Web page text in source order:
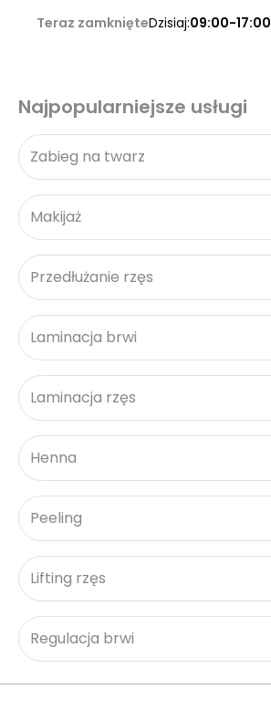
Teraz zamknięteDzisiaj:09:00-17:00
Najpopularniejsze usługi
Zabieg na twarz
Makijaż
Przedłużanie rzęs
Laminacja brwi
Laminacja rzęs
Henna
Peeling
Lifting rzęs
Regulacja brwi